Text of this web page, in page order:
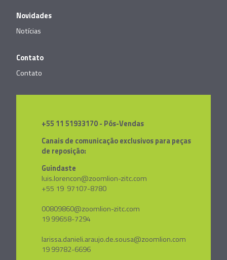
Novidades
Notícias
Contato
Contato
+55 11 51933170 - Pós-Vendas
Canais de comunicação exclusivos para peças
de reposição:
Guindaste
luis.lorencon@zoomlion-zitc.com
+55 19 97107-8780
00809860@zoomlion-zitc.com
19 99658-7294
larissa.danieli.araujo.de.sousa@zoomlion.com
19 99782-6696